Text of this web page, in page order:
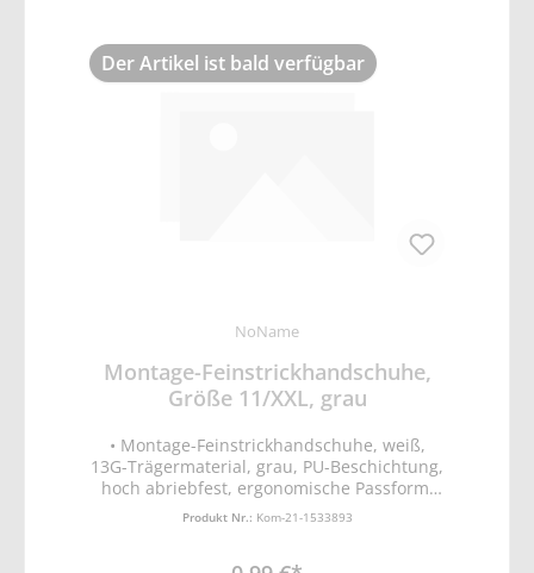
Der Artikel ist bald verfügbar
NoName
Montage-Feinstrickhandschuhe,
Größe 11/XXL, grau
• Montage-Feinstrickhandschuhe, weiß,
13G-Trägermaterial, grau, PU-Beschichtung,
hoch abriebfest, ergonomische Passform,
bedingt rutsch- und schnittfest,
Produkt Nr.: Kom-21-1533893